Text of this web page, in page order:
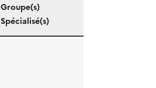
Groupe(s)
Spécialisé(s)